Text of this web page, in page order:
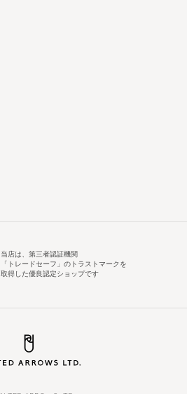
当店は、第三者認証機関
「トレードセーフ」のトラストマークを
取得した優良認定ショップです